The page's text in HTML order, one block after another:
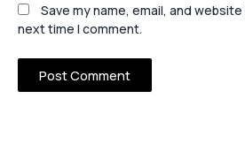
Save my name, email, and
next time I comment.